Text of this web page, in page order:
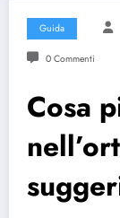
Guida
0 Commenti
Cosa